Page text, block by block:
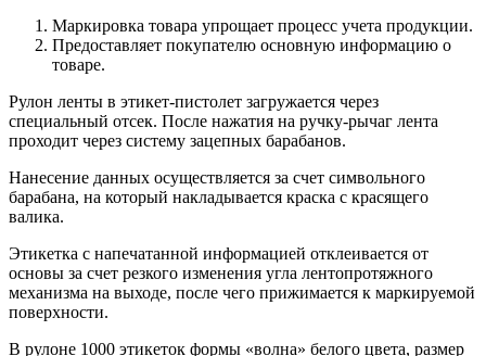
Маркировка товара упрощает процесс учета продукции.
Предоставляет покупателю основную информацию о
товаре.
Рулон ленты в этикет-пистолет загружается через
специальный отсек. После нажатия на ручку-рычаг лента
проходит через систему зацепных барабанов.
Нанесение данных осуществляется за счет символьного
барабана, на который накладывается краска с красящего
валика.
Этикетка с напечатанной информацией отклеивается от
основы за счет резкого изменения угла лентопротяжного
механизма на выходе, после чего прижимается к маркируемой
поверхности.
В рулоне 1000 этикеток формы «волна» белого цвета, размер